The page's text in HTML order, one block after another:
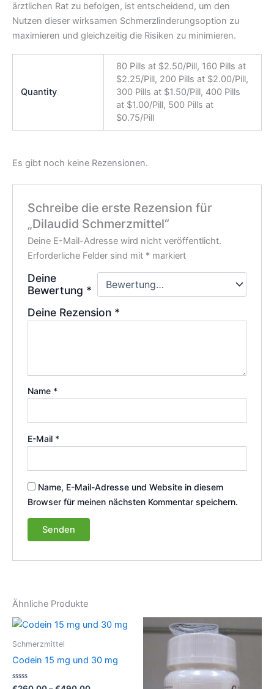
ärztlichen Rat zu befolgen, ist entscheidend, um den
Nutzen dieser wirksamen Schmerzlinderungsoption zu
maximieren und gleichzeitig die Risiken zu minimieren.
Quantity
80 Pills at $2.50/Pill, 160 Pills at
$2.25/Pill, 200 Pills at $2.00/Pill,
300 Pills at $1.50/Pill, 400 Pills
at $1.00/Pill, 500 Pills at
$0.75/Pill
Es gibt noch keine Rezensionen.
Schreibe die erste Rezension für
„Dilaudid Schmerzmittel“
Deine E-Mail-Adresse wird nicht veröffentlicht.
Erforderliche Felder sind mit * markiert
Deine
Bewertung *
Deine Rezension *
Name *
E-Mail *
Name, E-Mail-Adresse und Website in diesem
Browser für meinen nächsten Kommentar speichern.
Ähnliche Produkte
Schmerzmittel
Codein 15 mg und 30 mg